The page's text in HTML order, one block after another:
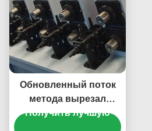
Обновленный поток
метода вырезал
сердцевина из
Получить лучшую